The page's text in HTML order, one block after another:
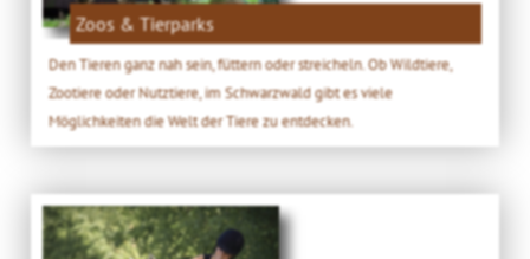
Zoos & Tierparks
Den Tieren ganz nah sein, füttern oder streicheln. Ob Wildtiere,
Zootiere oder Nutztiere, im Schwarzwald gibt es viele
Möglichkeiten die Welt der Tiere zu entdecken.